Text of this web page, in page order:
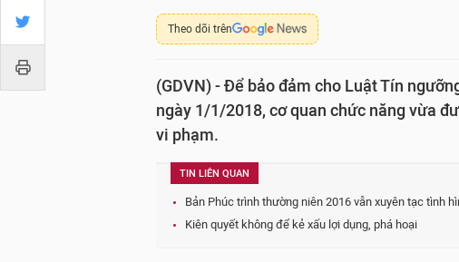
Theo dõi trên
(GDVN) - Để bảo đảm cho Luật Tín
ngày 1/1/2018, cơ quan chức năng vừa
vi phạm.
TIN LIÊN QUAN
Bản Phúc trình thường niên 2016 vẫn xuyên tạc tình
Kiên quyết không để kẻ xấu lợi dụng, phá hoại